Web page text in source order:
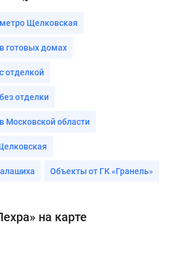
Щелковская
готовых домах
отделкой
отделки
Московской области
Объекты от ГК «Гранель»
на карте